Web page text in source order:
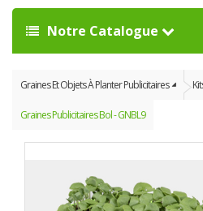
Notre Catalogue
Graines Et Objets À Planter Publicitaires
Graines Publicitaires Bol - GNBL9